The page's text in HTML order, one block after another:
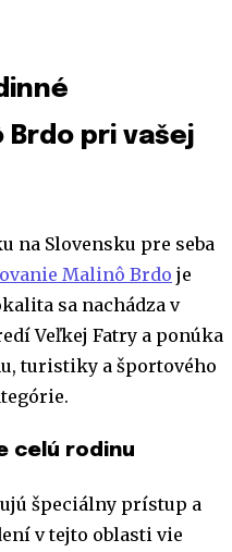
pri vašej
na Slovensku pre seba
Malinô Brdo je
sa nachádza v
Veľkej Fatry a ponúka
turistiky a športového
celú rodinu
špeciálny prístup a
v tejto oblasti vie